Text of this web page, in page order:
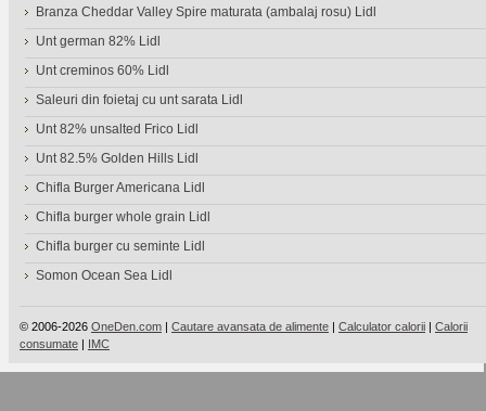
Branza Cheddar Valley Spire maturata (ambalaj rosu) Lidl
Unt german 82% Lidl
Unt creminos 60% Lidl
Saleuri din foietaj cu unt sarata Lidl
Unt 82% unsalted Frico Lidl
Unt 82.5% Golden Hills Lidl
Chifla Burger Americana Lidl
Chifla burger whole grain Lidl
Chifla burger cu seminte Lidl
Somon Ocean Sea Lidl
© 2006-2026 OneDen.com | Cautare avansata de alimente | Calculator calorii | Calorii
consumate | IMC